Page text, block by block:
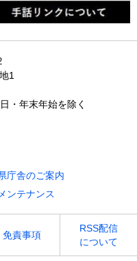
1
・年末年始を除く
庁舎のご案内
ンテナンス
免責事項
RSS配信
について